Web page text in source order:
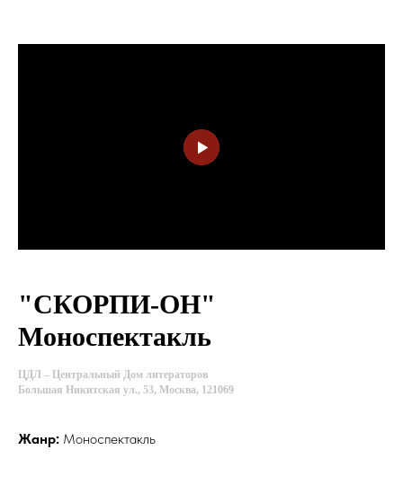
"СКОРПИ-ОН"
Моноспектакль
ЦДЛ – Центральный Дом литераторов
Большая Никитская ул., 53, Москва, 121069
Жанр: Моноспектакль